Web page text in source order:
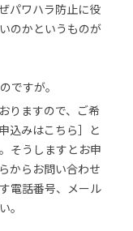
パワハラ防止に役
のかというものが
ですが。
りますので、ご希
込みはこちら］と
そうしますとお申
からお問い合わせ
電話番号、メール
。